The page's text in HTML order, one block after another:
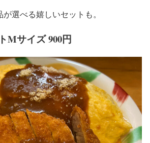
選べる嬉しいセットも。
Mサイズ 900円